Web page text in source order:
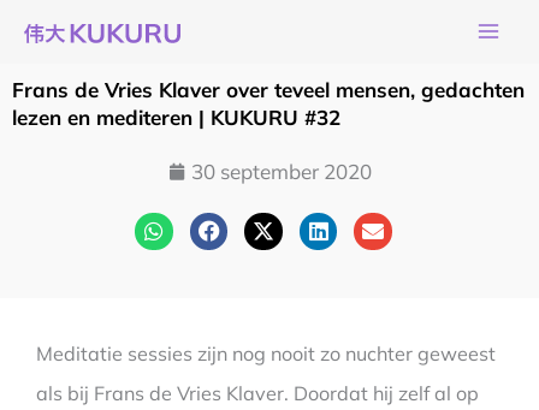
naar
de
inhoud
Frans de Vries Klaver over teveel mensen, gedachten
lezen en mediteren | KUKURU #32
30 september 2020
Meditatie sessies zijn nog nooit zo nuchter geweest
als bij Frans de Vries Klaver. Doordat hij zelf al op